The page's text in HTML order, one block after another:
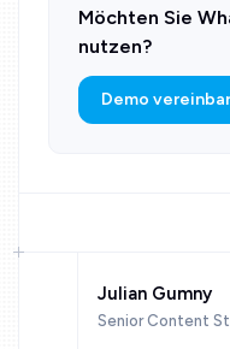
Möchten Sie
nutzen?
Demo
Julian Gumny
Senior Content